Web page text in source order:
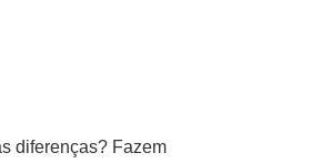
diferenças? Fazem